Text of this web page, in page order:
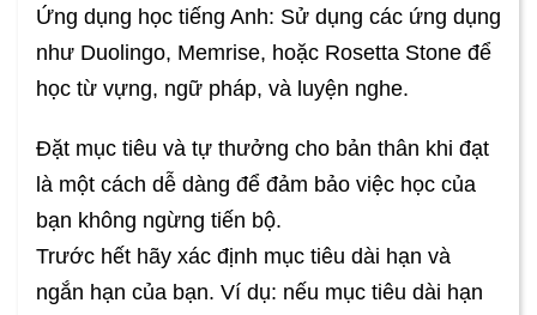
Ứng dụng học tiếng Anh: Sử dụng các ứng dụng
như Duolingo, Memrise, hoặc Rosetta Stone để
học từ vựng, ngữ pháp, và luyện nghe.
Đặt mục tiêu và tự thưởng cho bản thân khi đạt
là một cách dễ dàng để đảm bảo việc học của
bạn không ngừng tiến bộ.
Trước hết hãy xác định mục tiêu dài hạn và
ngắn hạn của bạn. Ví dụ: nếu mục tiêu dài hạn